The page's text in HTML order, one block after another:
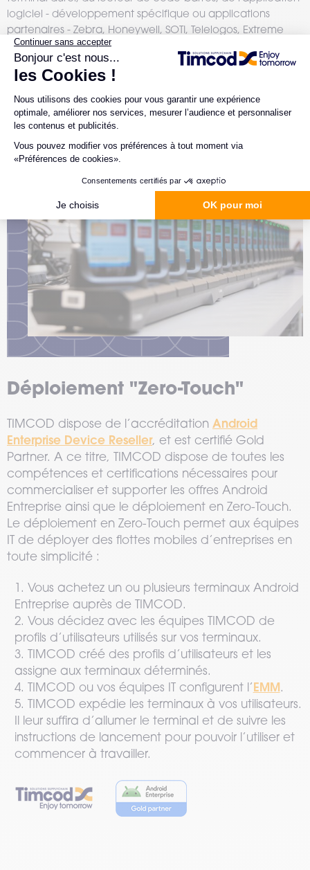
logiciel - développement spécifique ou applications
partenaires - Zebra, Honeywell, SOTI, Telelogos, Extreme
Network, ... des consommables associés, entretien,
maintenance, SAV, ...)
Déploiement "Zero-Touch"
TIMCOD dispose de l’accréditation Android
Enterprise Device Reseller, et est certifié Gold
Partner. A ce titre, TIMCOD dispose de toutes les
compétences et certifications nécessaires pour
commercialiser et supporter les offres Android
Entreprise ainsi que le déploiement en Zero-Touch.
Le déploiement en Zero-Touch permet aux équipes
IT de déployer des flottes mobiles d’entreprises en
toute simplicité :
1. Vous achetez un ou plusieurs terminaux Android
Entreprise auprès de TIMCOD.
2. Vous décidez avec les équipes TIMCOD de
profils d’utilisateurs utilisés sur vos terminaux.
3. TIMCOD créé des profils d’utilisateurs et les
assigne aux terminaux déterminés.
4. TIMCOD ou vos équipes IT configurent l’EMM.
5. TIMCOD expédie les terminaux à vos utilisateurs.
Il leur suffira d’allumer le terminal et de suivre les
instructions de lancement pour pouvoir l’utiliser et
commencer à travailler.